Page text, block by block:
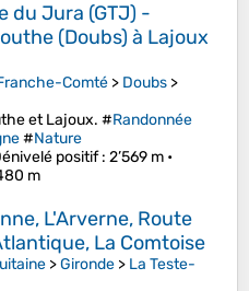
du Jura (GTJ) -
(Doubs) à Lajoux
Comté > Doubs >
et Lajoux. #Randonnée
#Nature
positif: 2’569 m •
m
L'Arverne, Route
La Comtoise
>Gironde > La Teste-